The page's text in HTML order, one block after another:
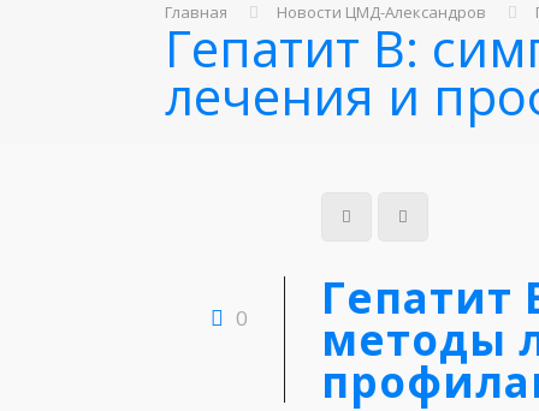
Главная Новости ЦМД-Александров
Гепатит В:
лечения и
0 методы